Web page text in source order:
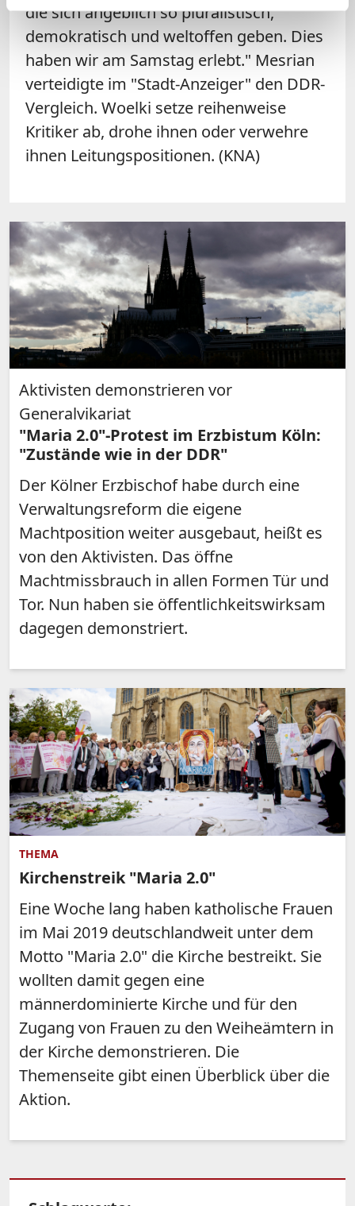
die sich angeblich so pluralistisch,
demokratisch und weltoffen geben. Dies
haben wir am Samstag erlebt." Mesrian
verteidigte im "Stadt-Anzeiger" den DDR-
Vergleich. Woelki setze reihenweise
Kritiker ab, drohe ihnen oder verwehre
ihnen Leitungspositionen. (KNA)
Aktivisten demonstrieren vor
Generalvikariat
"Maria 2.0"-Protest im Erzbistum Köln:
"Zustände wie in der DDR"
Der Kölner Erzbischof habe durch eine
Verwaltungsreform die eigene
Machtposition weiter ausgebaut, heißt es
von den Aktivisten. Das öffne
Machtmissbrauch in allen Formen Tür und
Tor. Nun haben sie öffentlichkeitswirksam
dagegen demonstriert.
THEMA
Kirchenstreik "Maria 2.0"
Eine Woche lang haben katholische Frauen
im Mai 2019 deutschlandweit unter dem
Motto "Maria 2.0" die Kirche bestreikt. Sie
wollten damit gegen eine
männerdominierte Kirche und für den
Zugang von Frauen zu den Weiheämtern in
der Kirche demonstrieren. Die
Themenseite gibt einen Überblick über die
Aktion.